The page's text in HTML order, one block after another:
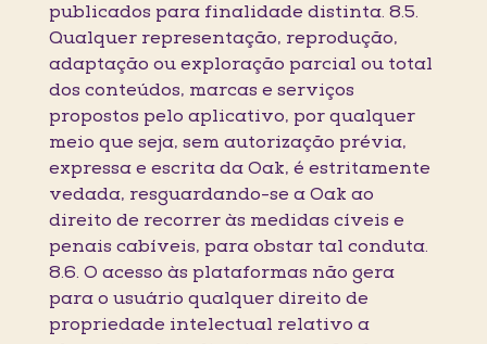
publicados para finalidade distinta. 8.5.
Qualquer representação, reprodução,
adaptação ou exploração parcial ou total
dos conteúdos, marcas e serviços
propostos pelo aplicativo, por qualquer
meio que seja, sem autorização prévia,
expressa e escrita da Oak, é estritamente
vedada, resguardando-se a Oak ao
direito de recorrer às medidas cíveis e
penais cabíveis, para obstar tal conduta.
8.6. O acesso às plataformas não gera
para o usuário qualquer direito de
propriedade intelectual relativo a